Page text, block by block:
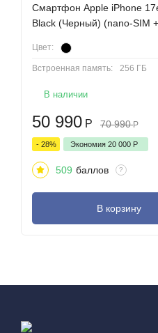
Представьте себе
Новый стандарт
Смартфон Apple iPhone
Black (Черный) (nano-SIM
Цвет:
Встроенная память: 256 ГБ
В наличии
50 990 Р 70 990 Р
- 28% Экономия 20 000 Р
509 баллов ?
В корзину